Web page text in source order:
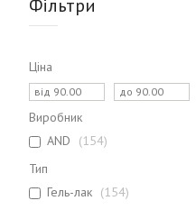
Фільтри
Ціна
Виробник
AND
154
Тип
Гель-лак
154